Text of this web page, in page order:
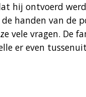
hij ontvoerd
handen van de
vele vragen. De
er even